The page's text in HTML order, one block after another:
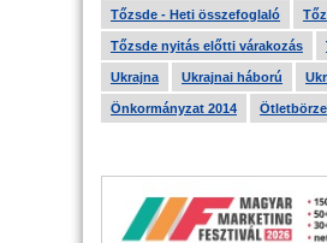
Tőzsde - Heti összefoglaló
Tőzsde nyitás előtti várakozás
Ukrajna Ukrajnai háború
Önkormányzat 2014 Ötletbörze